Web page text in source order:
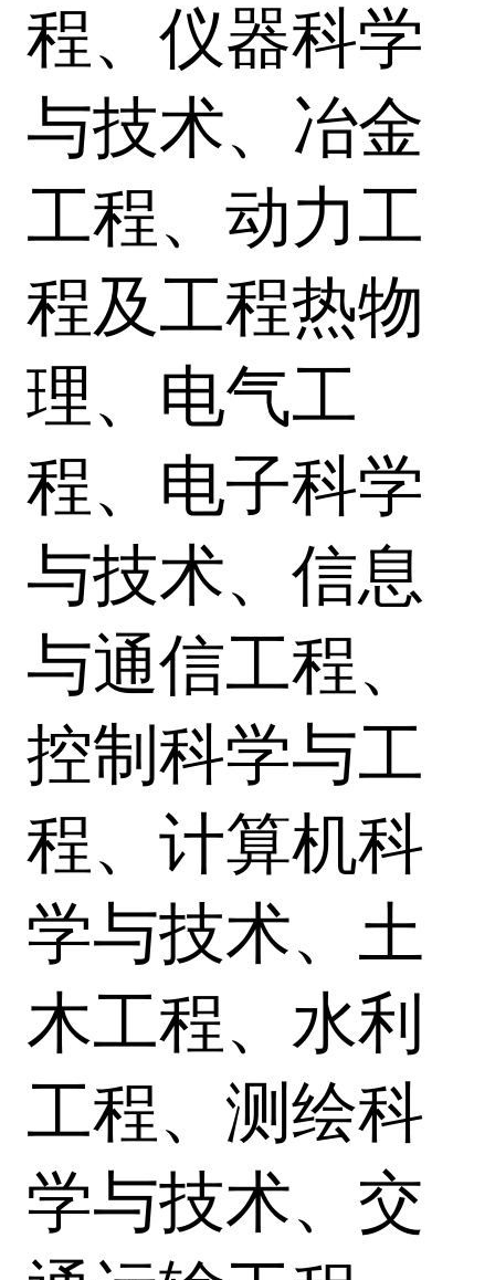
程、仪器科学
与技术、冶金
工程、动力工
程及工程热物
理、电气工
程、电子科学
与技术、信息
与通信工程、
控制科学与工
程、计算机科
学与技术、土
木工程、水利
工程、测绘科
学与技术、交